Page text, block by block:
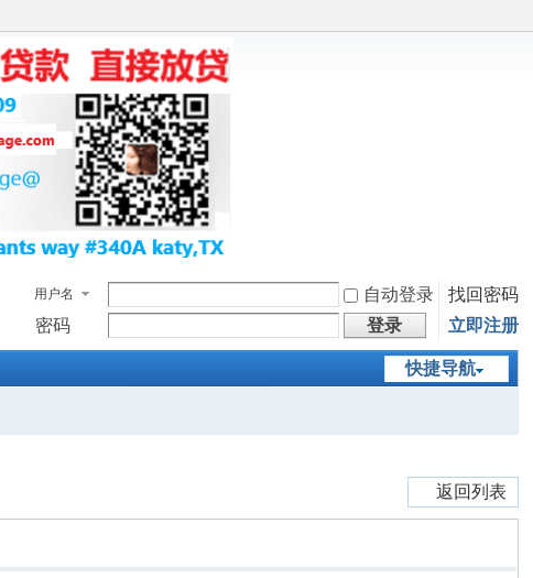
用户名 自动登录
找回密码
密码
登录 立即注册
快捷导航
返回列表